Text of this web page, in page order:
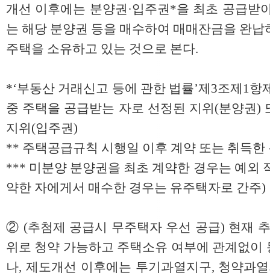
개선 이후에는 분양권·입주권*을 최초 공급받
는 해당 분양권 등을 매수하여 매매잔금을 완
주택을 소유하고 있는 것으로 본다.
*‘부동산 거래신고 등에 관한 법률’제3조제1
중 주택을 공급받는 자로 선정된 지위(분양권)
지위(입주권)
** 주택공급규칙 시행일 이후 계약 또는 취득한
*** 미분양 분양권을 최초 계약한 경우는 예외
약한 자에게서 매수한 경우는 유주택자로 간주)
② (추첨제 공급시 무주택자 우선 공급) 현재
위로 청약 가능하고 주택소유 여부에 관계없이
나, 제도개선 이후에는 투기과열지구, 청약과